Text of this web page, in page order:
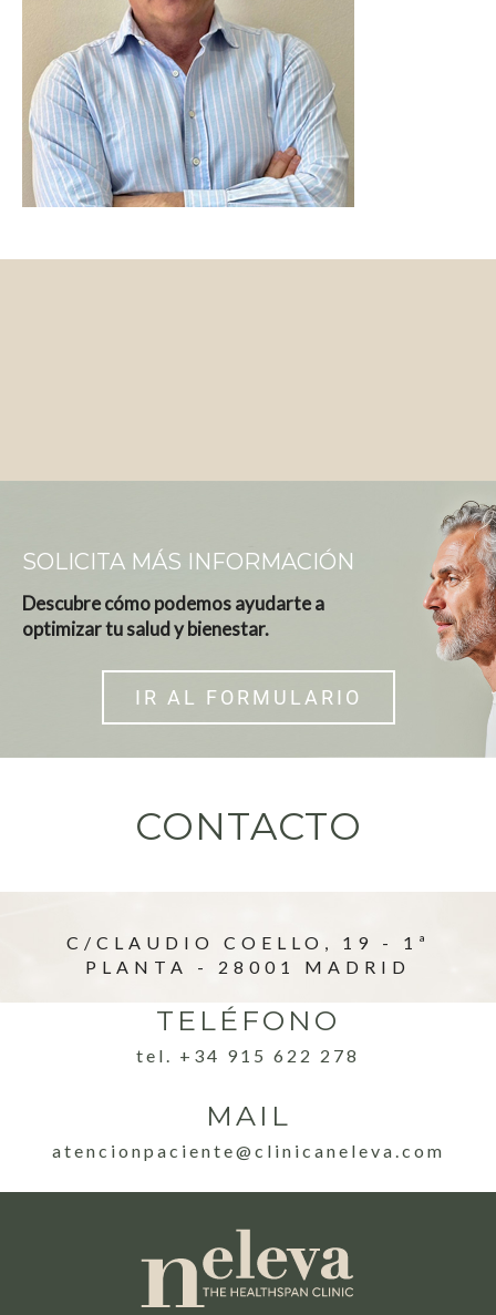
SOLICITA MÁS INFORMACIÓN
Descubre cómo podemos ayudarte a
optimizar tu salud y bienestar.
IR AL FORMULARIO
CONTACTO
C/CLAUDIO COELLO, 19 - 1ª
PLANTA - 28001 MADRID
TELÉFONO
tel. +34 915 622 278
MAIL
atencionpaciente@clinicaneleva.com